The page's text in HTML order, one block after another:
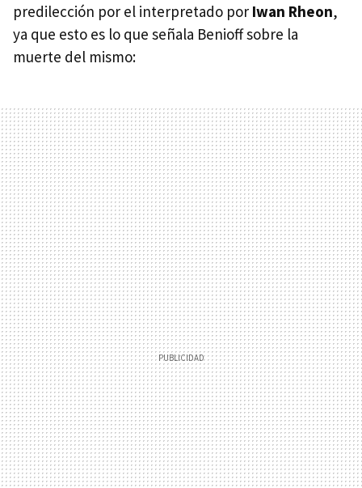
predilección por el interpretado por Iwan Rheon,
ya que esto es lo que señala Benioff sobre la
muerte del mismo: